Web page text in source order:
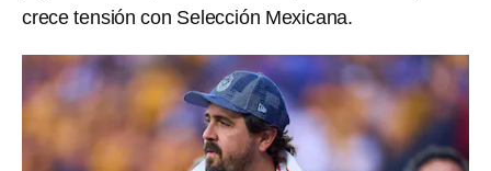
crece tensión con Selección Mexicana.